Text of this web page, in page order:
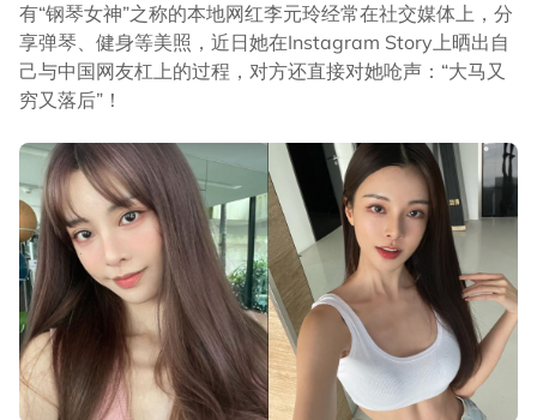
有“钢琴女神”之称的本地网红李元玲经常在社交媒体上，分
享弹琴、健身等美照，近日她在Instagram Story上晒出自
己与中国网友杠上的过程，对方还直接对她呛声：“大马又
穷又落后”！